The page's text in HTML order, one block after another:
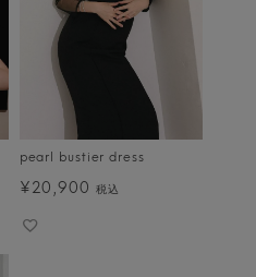
pearl bustier dress
¥20,900 税込